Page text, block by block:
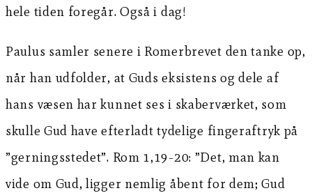
hele tiden foregår. Også i dag!
Paulus samler senere i Romerbrevet den tanke op,
når han udfolder, at Guds eksistens og dele af
hans væsen har kunnet ses i skaberværket, som
skulle Gud have efterladt tydelige fingeraftryk på
”gerningsstedet”. Rom 1,19-20: ”Det, man kan
vide om Gud, ligger nemlig åbent for dem; Gud